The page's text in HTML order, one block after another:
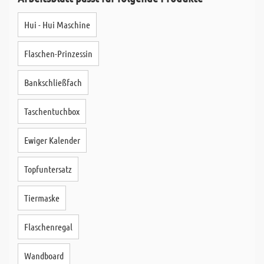
Hui - Hui Maschine
Flaschen-Prinzessin
Bankschließfach
Taschentuchbox
Ewiger Kalender
Topfuntersatz
Tiermaske
Flaschenregal
Wandboard